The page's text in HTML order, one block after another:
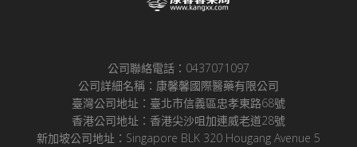
公司聯絡電話：0437071097
公司詳細名稱：康馨馨國際醫藥有限公司
臺灣公司地址：臺北市信義區忠孝東路68號
香港公司地址：香港尖沙咀加連威老道28號
新加坡公司地址：Singapore BLK 320 Hougang Avenue 5